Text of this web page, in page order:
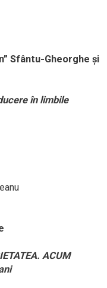
Sfântu-Gheorghe și
în limbile
ACUM